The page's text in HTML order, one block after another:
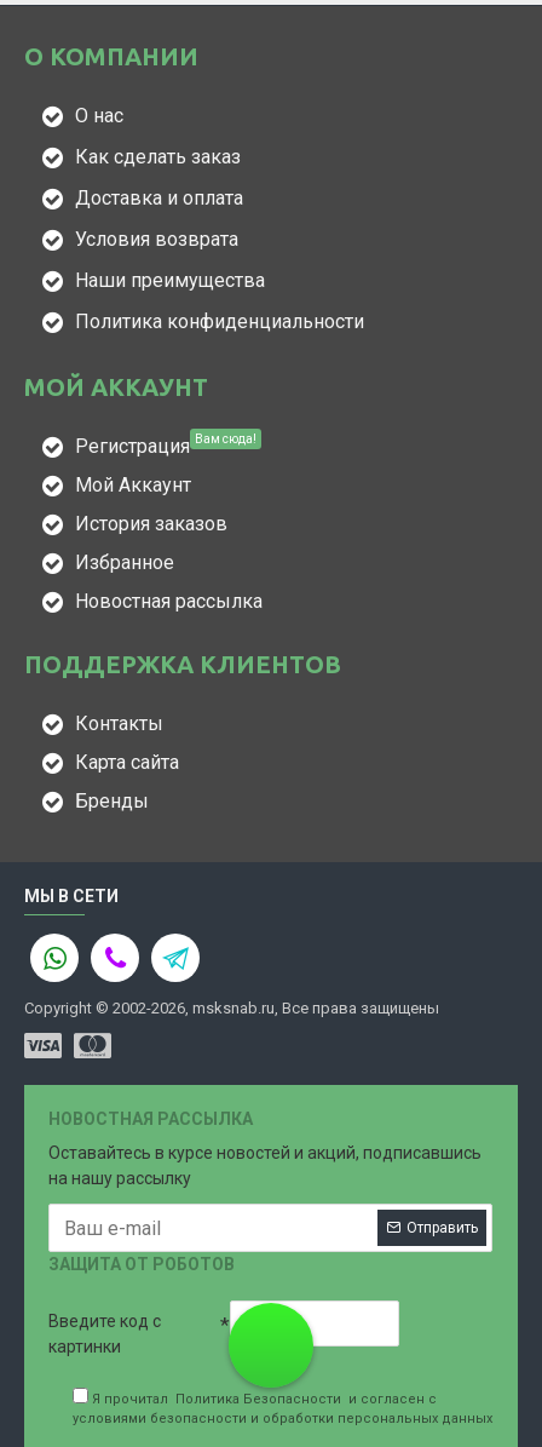
О КОМПАНИИ
О нас
Как сделать заказ
Доставка и оплата
Условия возврата
Наши преимущества
Политика конфиденциальности
МОЙ АККАУНТ
Регистрация Вам сюда!
Мой Аккаунт
История заказов
Избранное
Новостная рассылка
ПОДДЕРЖКА КЛИЕНТОВ
Контакты
Карта сайта
Бренды
МЫ В СЕТИ
Copyright © 2002-2026, msksnab.ru, Все права защищены
НОВОСТНАЯ РАССЫЛКА
Оставайтесь в курсе новостей и акций, подписавшись
на нашу рассылку
Отправить
ЗАЩИТА ОТ РОБОТОВ
Введите код с
картинки
Я прочитал Политика Безопасности
и согласен с
условиями безопасности и обработки персональных данных
707-76-